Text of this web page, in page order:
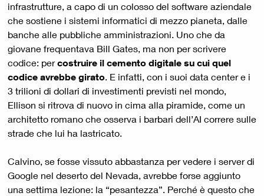
infrastrutture, a capo di un colosso del software aziendale
che sostiene i sistemi informatici di mezzo pianeta, dalle
banche alle pubbliche amministrazioni. Uno che da
giovane frequentava Bill Gates, ma non per scrivere
codice: percostruire il cemento digitale su cui quel
codice avrebbe girato. E infatti, con i suoi data center e i
3 trilioni di dollari di investimenti previsti nel mondo,
Ellison si ritrova di nuovo in cima alla piramide, come un
architetto romano che osserva i barbari dell’AI correre sulle
strade che lui ha lastricato.
Calvino, se fosse vissuto abbastanza per vedere i server di
Google nel deserto del Nevada, avrebbe forse aggiunto
una settima lezione: la “pesantezza”. Perché è questo che